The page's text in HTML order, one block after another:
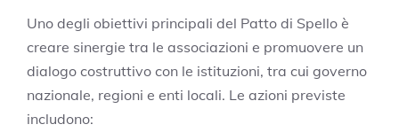
Uno degli obiettivi principali del Patto di Spello è
creare sinergie tra le associazioni e promuovere un
dialogo costruttivo con le istituzioni, tra cui governo
nazionale, regioni e enti locali. Le azioni previste
includono: